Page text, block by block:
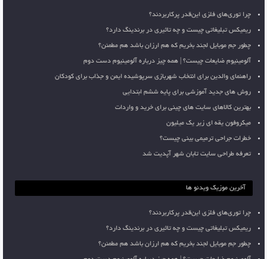
چرا توری‌های فلزی این‌قدر پرکاربردند؟
ریمیکس تبلیغاتی چیست و چه تاثیری در برندینگ دارد؟
چطور جم موبایل لجند بخریم که هم ارزان باشد هم مطمئن؟
آلومینیوم ضایعات چیست؟ | همه چیز درباره آلومینیوم دست دوم
راهنمای والدین برای انتخاب شهربازی سرپوشیده ایمن و جذاب برای کودکان
روش های جدید آموزشی برای پایه ششم ابتدایی
بهترین کالاهای سایت های چینی برای خرید و واردات
میکروفون یقه ای زیر یک میلیون
خطرات جراحی ترمیمی بینی چیست؟
تعرفه طراحی سایت تابان شهر آپدیت شد
آخرین موزیک ویدئو ها
چرا توری‌های فلزی این‌قدر پرکاربردند؟
ریمیکس تبلیغاتی چیست و چه تاثیری در برندینگ دارد؟
چطور جم موبایل لجند بخریم که هم ارزان باشد هم مطمئن؟